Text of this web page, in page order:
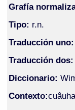
Grafía
Tipo: r.n.
Traducción uno:
Traducción dos:
Diccionario:
Contexto: